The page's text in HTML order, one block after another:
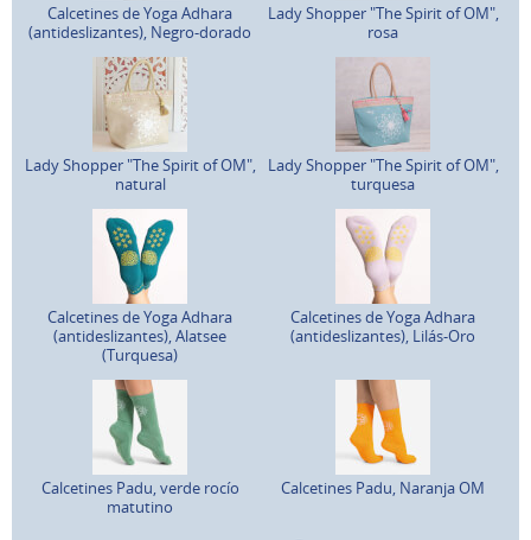
Calcetines de Yoga Adhara
(antideslizantes), Negro-dorado
Lady Shopper "The Spirit of OM",
rosa
Lady Shopper "The Spirit of OM",
natural
Lady Shopper "The Spirit of OM",
turquesa
Calcetines de Yoga Adhara
(antideslizantes), Alatsee
(Turquesa)
Calcetines de Yoga Adhara
(antideslizantes), Lilás-Oro
Calcetines Padu, verde rocío
matutino
Calcetines Padu, Naranja OM